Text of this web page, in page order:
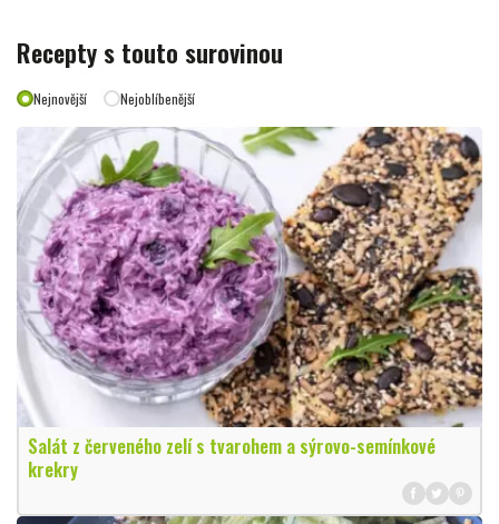
Recepty s touto surovinou
Nejnovější Nejoblíbenější
Salát z červeného zelí s tvarohem a sýrovo-semínkové
krekry